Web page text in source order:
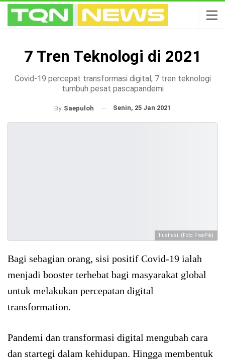
7 Tren Teknologi di 2021
Covid-19 percepat transformasi digital; 7 tren teknologi
tumbuh pesat pascapandemi
By Saepuloh Senin, 25 Jan 2021
Ilustrasi. (Foto: FreePik)
Bagi sebagian orang, sisi positif Covid-19 ialah
menjadi booster terhebat bagi masyarakat global
untuk melakukan percepatan digital
transformation.
Pandemi dan transformasi digital mengubah cara
dan startegi dalam kehidupan. Hingga membentuk